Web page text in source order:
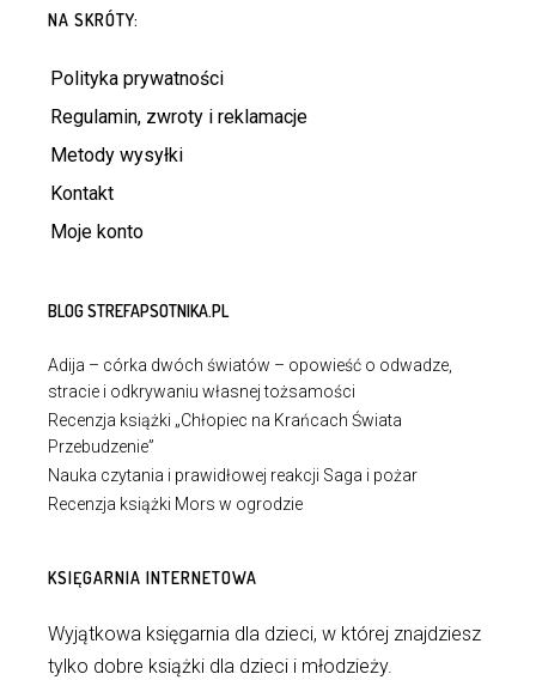
NA SKRÓTY:
Polityka prywatności
Regulamin, zwroty i reklamacje
Metody wysyłki
Kontakt
Moje konto
BLOG STREFAPSOTNIKA.PL
Adija – córka dwóch światów – opowieść o odwadze,
stracie i odkrywaniu własnej tożsamości
Recenzja książki „Chłopiec na Krańcach Świata
Przebudzenie”
Nauka czytania i prawidłowej reakcji Saga i pożar
Recenzja książki Mors w ogrodzie
KSIĘGARNIA INTERNETOWA
Wyjątkowa księgarnia dla dzieci, w której znajdziesz
tylko dobre książki dla dzieci i młodzieży.